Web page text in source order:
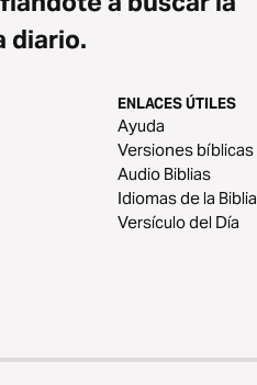
diario.
ENLACES ÚTILES
Ayuda
Versiones bíblicas
Audio Biblias
Idiomas de la Biblia
Versículo del Día